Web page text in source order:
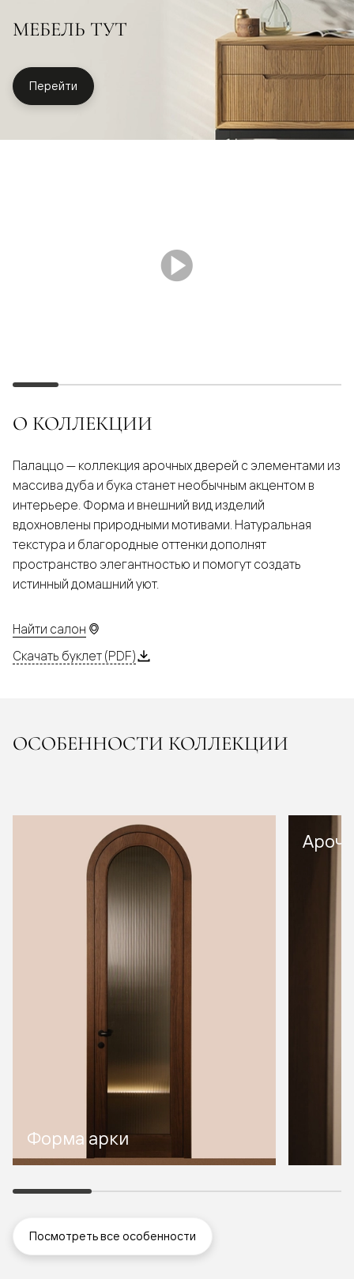
МЕБЕЛЬ ТУТ
Перейти
О КОЛЛЕКЦИИ
Палаццо — коллекция арочных дверей с элементами из
массива дуба и бука станет необычным акцентом в
интерьере. Форма и внешний вид изделий
вдохновлены природными мотивами. Натуральная
текстура и благородные оттенки дополнят
пространство элегантностью и помогут создать
истинный домашний уют.
Найти салон
Скачать буклет (PDF)
ОСОБЕННОСТИ КОЛЛЕКЦИИ
Форма арки
Посмотреть все особенности